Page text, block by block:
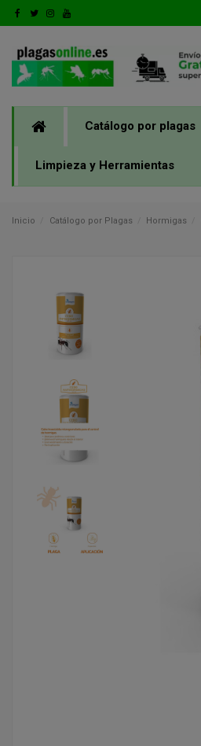
Catálogo por plagas
Limpieza y Herramientas
Inicio Catálogo por Plagas Hormigas